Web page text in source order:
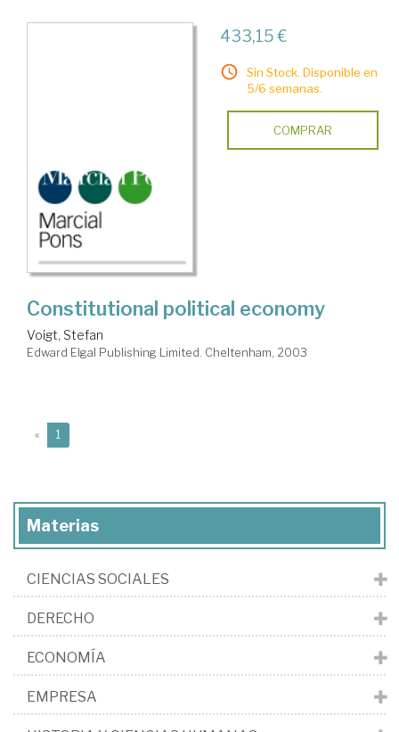
433,15 €
Sin Stock. Disponible en
5/6 semanas.
COMPRAR
Constitutional political economy
Voigt, Stefan
Edward Elgal Publishing Limited. Cheltenham, 2003
« 1
Materias
CIENCIAS SOCIALES
DERECHO
ECONOMÍA
EMPRESA